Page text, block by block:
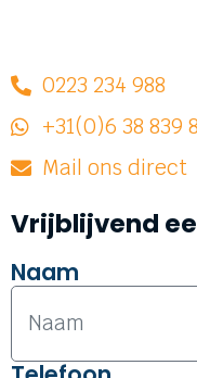
0223 234 988
+31(0)6 38 839
Mail ons direct
Vrijblijvend
Naam